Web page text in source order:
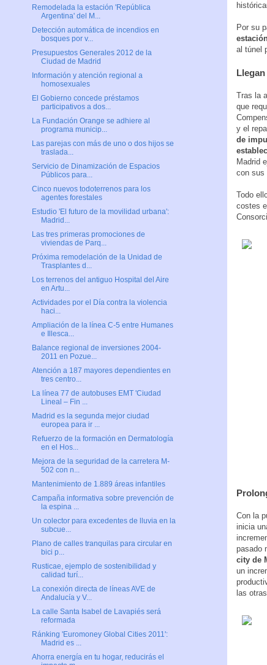
Por su
al túnel
Tras la
que
y el
de
Madrid
con sus
Todo
costes
Con la
inicia
pasado
city de
un
las
Remodelada la estación 'República
Argentina' del M...
Detección automática de incendios en
bosques por v...
Presupuestos Generales 2012 de la
Ciudad de Madrid
Información y atención regional a
homosexuales
El Gobierno concede préstamos
participativos a dos...
La Fundación Orange se adhiere al
programa municip...
Las parejas con más de uno o dos hijos se
traslada...
Servicio de Dinamización de Espacios
Públicos para...
Cinco nuevos todoterrenos para los
agentes forestales
Estudio 'El futuro de la movilidad urbana':
Madrid...
Las tres primeras promociones de
viviendas de Parq...
Próxima remodelación de la Unidad de
Trasplantes d...
Los terrenos del antiguo Hospital del Aire
en Artu...
Actividades por el Día contra la violencia
haci...
Ampliación de la línea C-5 entre Humanes
e Illesca...
Balance regional de inversiones 2004-
2011 en Pozue...
Atención a 187 mayores dependientes en
tres centro...
La línea 77 de autobuses EMT 'Ciudad
Lineal – Fin ...
Madrid es la segunda mejor ciudad
europea para ir ...
Refuerzo de la formación en Dermatología
en el Hos...
Mejora de la seguridad de la carretera M-
502 con n...
Mantenimiento de 1.889 áreas infantiles
Campaña informativa sobre prevención de
la espina ...
Un colector para excedentes de lluvia en la
subcue...
Plano de calles tranquilas para circular en
bici p...
Rusticae, ejemplo de sostenibilidad y
calidad turí...
La conexión directa de líneas AVE de
Andalucía y V...
La calle Santa Isabel de Lavapiés será
reformada
Ránking 'Euromoney Global Cities 2011':
Madrid es ...
Ahorra energía en tu hogar, reducirás el